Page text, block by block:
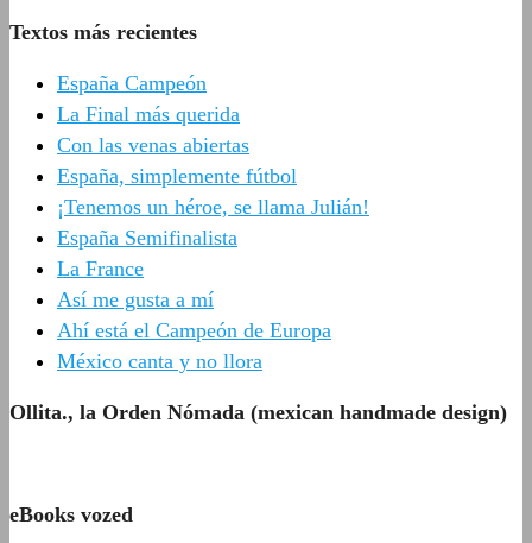
Textos más recientes
España Campeón
La Final más querida
Con las venas abiertas
España, simplemente fútbol
¡Tenemos un héroe, se llama Julián!
España Semifinalista
La France
Así me gusta a mí
Ahí está el Campeón de Europa
México canta y no llora
Ollita., la Orden Nómada (mexican handmade design)
eBooks vozed